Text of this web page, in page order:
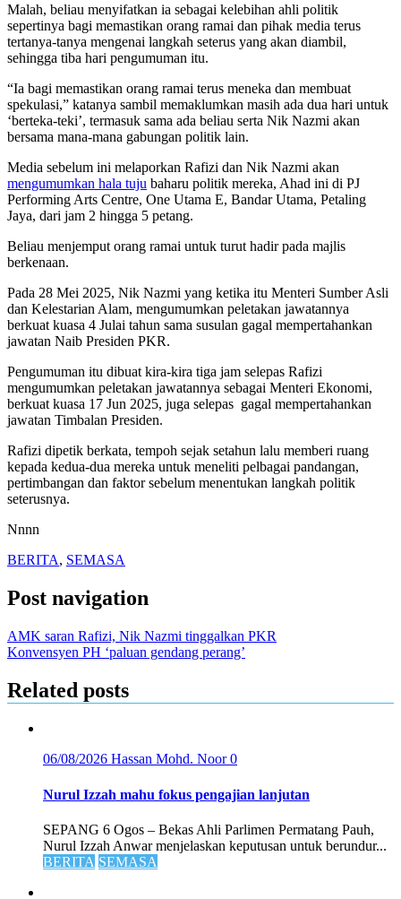
Malah, beliau menyifatkan ia sebagai kelebihan ahli politik
sepertinya bagi memastikan orang ramai dan pihak media terus
tertanya-tanya mengenai langkah seterus yang akan diambil,
sehingga tiba hari pengumuman itu.
“Ia bagi memastikan orang ramai terus meneka dan membuat
spekulasi,” katanya sambil memaklumkan masih ada dua hari untuk
‘berteka-teki’, termasuk sama ada beliau serta Nik Nazmi akan
bersama mana-mana gabungan politik lain.
Media sebelum ini melaporkan Rafizi dan Nik Nazmi akan
mengumumkan hala tuju baharu politik mereka, Ahad ini di PJ
Performing Arts Centre, One Utama E, Bandar Utama, Petaling
Jaya, dari jam 2 hingga 5 petang.
Beliau menjemput orang ramai untuk turut hadir pada majlis
berkenaan.
Pada 28 Mei 2025, Nik Nazmi yang ketika itu Menteri Sumber Asli
dan Kelestarian Alam, mengumumkan peletakan jawatannya
berkuat kuasa 4 Julai tahun sama susulan gagal mempertahankan
jawatan Naib Presiden PKR.
Pengumuman itu dibuat kira-kira tiga jam selepas Rafizi
mengumumkan peletakan jawatannya sebagai Menteri Ekonomi,
berkuat kuasa 17 Jun 2025, juga selepas gagal mempertahankan
jawatan Timbalan Presiden.
Rafizi dipetik berkata, tempoh sejak setahun lalu memberi ruang
kepada kedua-dua mereka untuk meneliti pelbagai pandangan,
pertimbangan dan faktor sebelum menentukan langkah politik
seterusnya.
Nnnn
BERITA, SEMASA
Post navigation
AMK saran Rafizi, Nik Nazmi tinggalkan PKR
Konvensyen PH ‘paluan gendang perang’
Related posts
06/08/2026 Hassan Mohd. Noor0
Nurul Izzah mahu fokus pengajian lanjutan
SEPANG 6 Ogos – Bekas Ahli Parlimen Permatang Pauh,
Nurul Izzah Anwar menjelaskan keputusan untuk berundur...
BERITA SEMASA